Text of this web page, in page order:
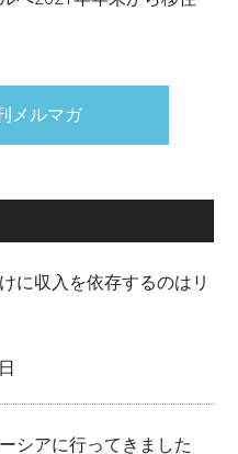
メルマガ
に収入を依存するのはリ
シアに行ってきました